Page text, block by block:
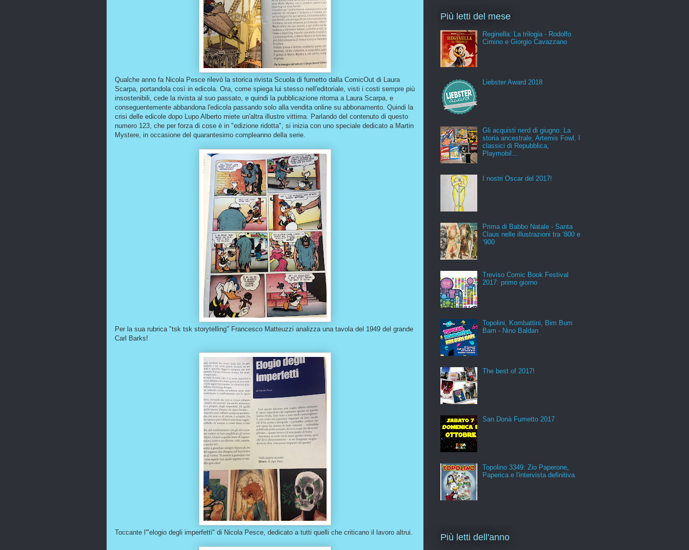
Qualche anno fa Nicola Pesce rilevò la storica rivista Scuola di fumetto dalla ComicOut di Laura
Scarpa, portandola così in edicola. Ora, come spiega lui stesso nell'editoriale, visti i costi sempre più
insostenibili, cede la rivista al suo passato, e quindi la pubblicazione ritorna a Laura Scarpa, e
conseguentemente abbandona l'edicola passando solo alla vendita online su abbonamento. Quindi la
crisi delle edicole dopo Lupo Alberto miete un'altra illustre vittima. Parlando del contenuto di questo
numero 123, che per forza di cose è in "edizione ridotta", si inizia con uno speciale dedicato a Martin
Mystere, in occasione del quarantesimo compleanno della serie.
Per la sua rubrica "tsk tsk storytelling" Francesco Matteuzzi analizza una tavola del 1949 del grande
Carl Barks!
Toccante l'"elogio degli imperfetti" di Nicola Pesce, dedicato a tutti quelli che criticano il lavoro altrui.
Più letti del mese
Reginella: La trilogia - Rodolfo
Cimino e Giorgio Cavazzano
Liebster Award 2018
Gli acquisti nerd di giugno: La
storia ancestrale, Artemis Fowl, I
classici di Repubblica,
Playmobil...
I nostri Oscar del 2017!
Prima di Babbo Natale - Santa
Claus nelle illustrazioni tra ‘800 e
‘900
Treviso Comic Book Festival
2017: primo giorno
Topolini, Kombattini, Bim Bum
Bam - Nino Baldan
The best of 2017!
San Donà Fumetto 2017
Topolino 3349: Zio Paperone,
Paperica e l'intervista definitiva
Più letti dell'anno